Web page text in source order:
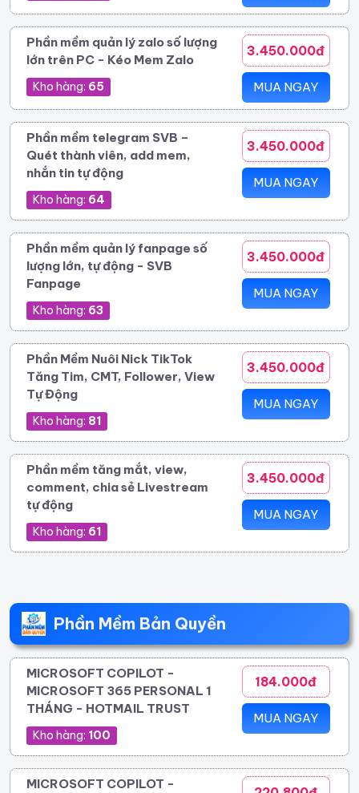
Phần mềm quản lý zalo số lượng
lớn trên PC - Kéo Mem Zalo
Kho hàng: 65
3.450.000đ
MUA NGAY
Phần mềm telegram SVB –
Quét thành viên, add mem,
nhắn tin tự động
Kho hàng: 64
3.450.000đ
MUA NGAY
Phần mềm quản lý fanpage số
lượng lớn, tự động - SVB
Fanpage
Kho hàng: 63
3.450.000đ
MUA NGAY
Phần Mềm Nuôi Nick TikTok
Tăng Tim, CMT, Follower, View
Tự Động
Kho hàng: 81
3.450.000đ
MUA NGAY
Phần mềm tăng mắt, view,
comment, chia sẻ Livestream
tự động
Kho hàng: 61
3.450.000đ
MUA NGAY
Phần Mềm Bản Quyền
MICROSOFT COPILOT -
MICROSOFT 365 PERSONAL 1
THÁNG - HOTMAIL TRUST
Kho hàng: 100
184.000đ
MUA NGAY
MICROSOFT COPILOT -